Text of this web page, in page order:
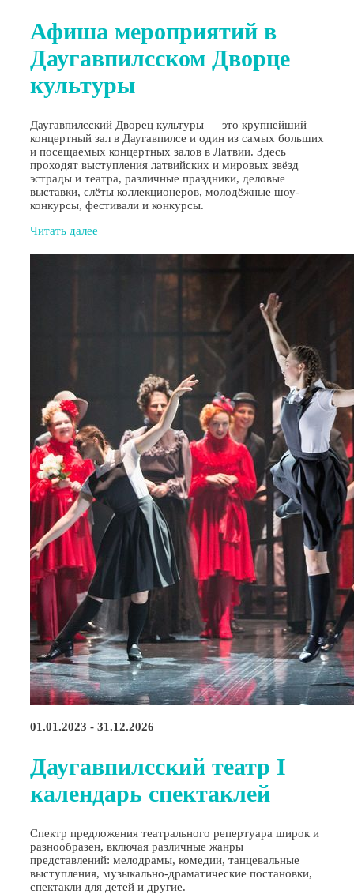
Афиша мероприятий в
Даугавпилсском Дворце
культуры
Даугавпилсский Дворец культуры — это крупнейший
концертный зал в Даугавпилсе и один из самых больших
и посещаемых концертных залов в Латвии. Здесь
проходят выступления латвийских и мировых звёзд
эстрады и театра, различные праздники, деловые
выставки, слёты коллекционеров, молодёжные шоу-
конкурсы, фестивали и конкурсы.
Читать далее
01.01.2023 - 31.12.2026
Даугавпилсский театр I
календарь спектаклей
Спектр предложения театрального репертуара широк и
разнообразен, включая различные жанры
представлений: мелодрамы, комедии, танцевальные
выступления, музыкально-драматические постановки,
спектакли для детей и другие.